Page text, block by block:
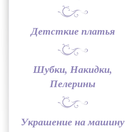
Детсткие платья
Шубки, Накидки,
Пелерины
Украшение на машину